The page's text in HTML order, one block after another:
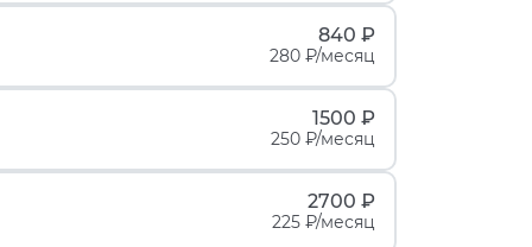
840 ₽
280 ₽/месяц
1500 ₽
250 ₽/месяц
2700 ₽
225 ₽/месяц